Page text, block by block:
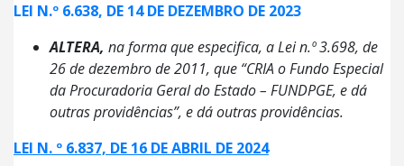
LEI N.º 6.638, DE 14 DE DEZEMBRO DE 2023
ALTERA, na forma que especifica, a Lei n.º 3.698, de
26 de dezembro de 2011, que “CRIA o Fundo Especial
da Procuradoria Geral do Estado – FUNDPGE, e dá
outras providências”, e dá outras providências.
LEI N. º 6.837, DE 16 DE ABRIL DE 2024